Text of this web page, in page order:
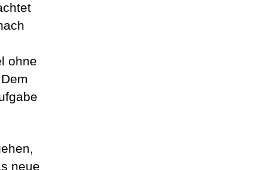
ohne
neue